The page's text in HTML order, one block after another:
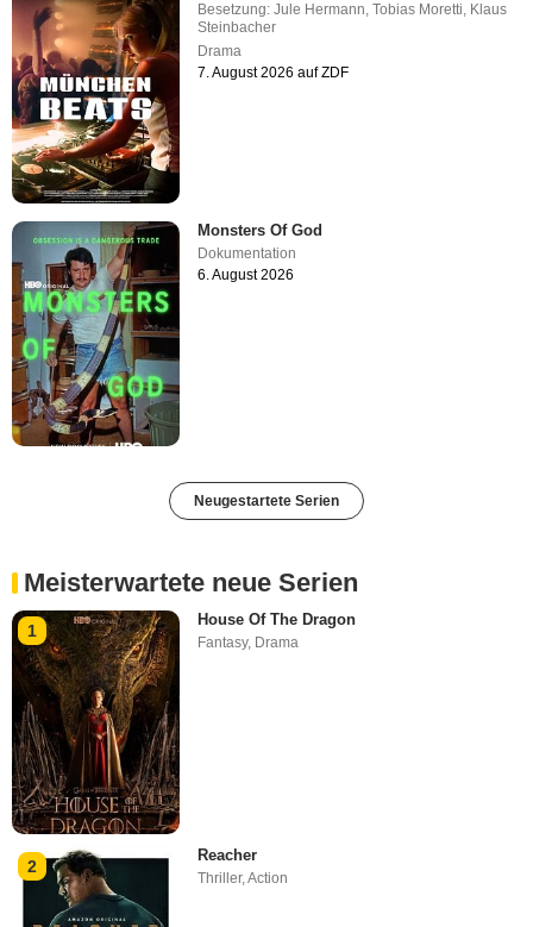
Besetzung:Jule Hermann,Tobias Moretti, Klaus
Steinbacher
Drama
7. August 2026 auf ZDF
Monsters Of God
Dokumentation
6. August 2026
Neugestartete Serien
Meisterwartete neue Serien
1
House Of The Dragon
Fantasy, Drama
2
Reacher
Thriller,Action